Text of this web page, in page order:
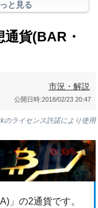
と見る
貨(BAR・
市況・解説
公開日時:2018/02/23 20:47
のライセンス許諾により使用
」の2通貨です。